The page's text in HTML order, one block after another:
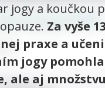
jogy a koučkou
Za vyše
praxe a
jogy
ale aj